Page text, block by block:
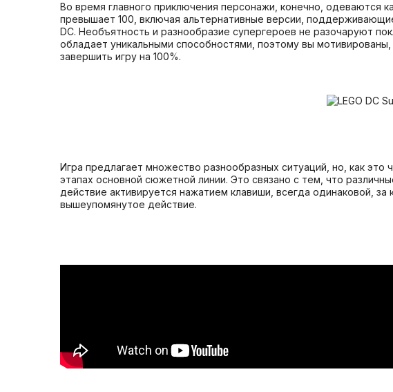
Во время главного приключения персонажи, конечно, одеваются
превышает 100, включая альтернативные версии,
DC. Необъятность и разнообразие супергероев не разочаруют
обладает уникальными способностями, поэтому вы
завершить игру на 100%.
Игра предлагает множество разнообразных ситуаций, но, как это
этапах основной сюжетной линии. Это связано с тем, что
действие активируется нажатием клавиши, всегда одинаковой,
вышеупомянутое действие.